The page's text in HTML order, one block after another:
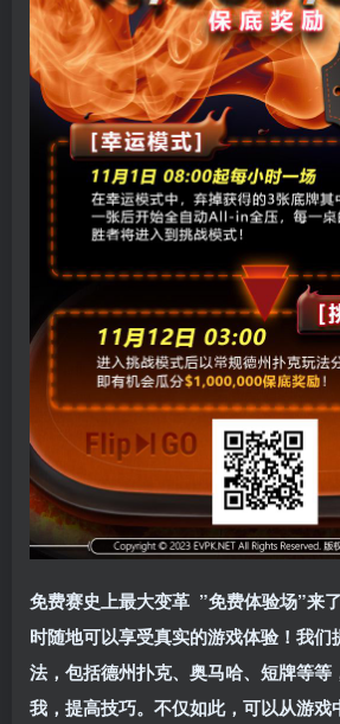
免费赛史上最大变革 ”免费体验场”来
时随地可以享受真实的游戏体验！我们
法，包括德州扑克、奥马哈、短牌等等
我，提高技巧。不仅如此， 可以从游戏